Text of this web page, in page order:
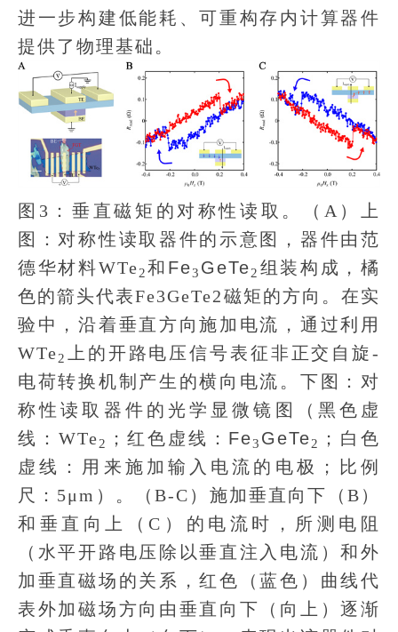
进一步构建低能耗、可重构存内计算器件
提供了物理基础。
图3：垂直磁矩的对称性读取。（A）上
图：对称性读取器件的示意图，器件由范
德华材料WTe2和 Fe3 GeTe2 组装构成，橘
色的箭头代表Fe3GeTe2磁矩的方向。在实
验中，沿着垂直方向施加电流，通过利用
WTe2
上的开路电压信号表征非正交自旋-
电荷转换机制产生的横向电流。下图：对
称性读取器件的光学显微镜图（黑色虚
线：WTe2 ；红色虚线： Fe3 GeTe2
；白色
虚线：用来施加输入电流的电极；比例
尺：5μm）。（B-C）施加垂直向下（B）
和垂直向上（C）的电流时，所测电阻
（水平开路电压除以垂直注入电流）和外
加垂直磁场的关系，红色（蓝色）曲线代
表外加磁场方向由垂直向下（向上）逐渐